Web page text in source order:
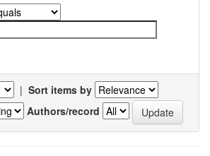
| Sort items by
Authors/record